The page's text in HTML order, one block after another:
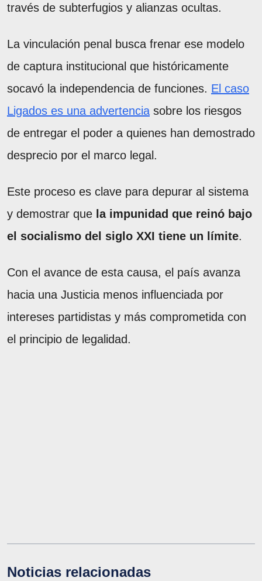
través de subterfugios y alianzas ocultas.
La vinculación penal busca frenar ese modelo
de captura institucional que históricamente
socavó la independencia de funciones. El caso
Ligados es una advertencia sobre los riesgos
de entregar el poder a quienes han demostrado
desprecio por el marco legal.
Este proceso es clave para depurar al sistema
y demostrar que la impunidad que reinó bajo
el socialismo del siglo XXI tiene un límite.
Con el avance de esta causa, el país avanza
hacia una Justicia menos influenciada por
intereses partidistas y más comprometida con
el principio de legalidad.
Noticias relacionadas